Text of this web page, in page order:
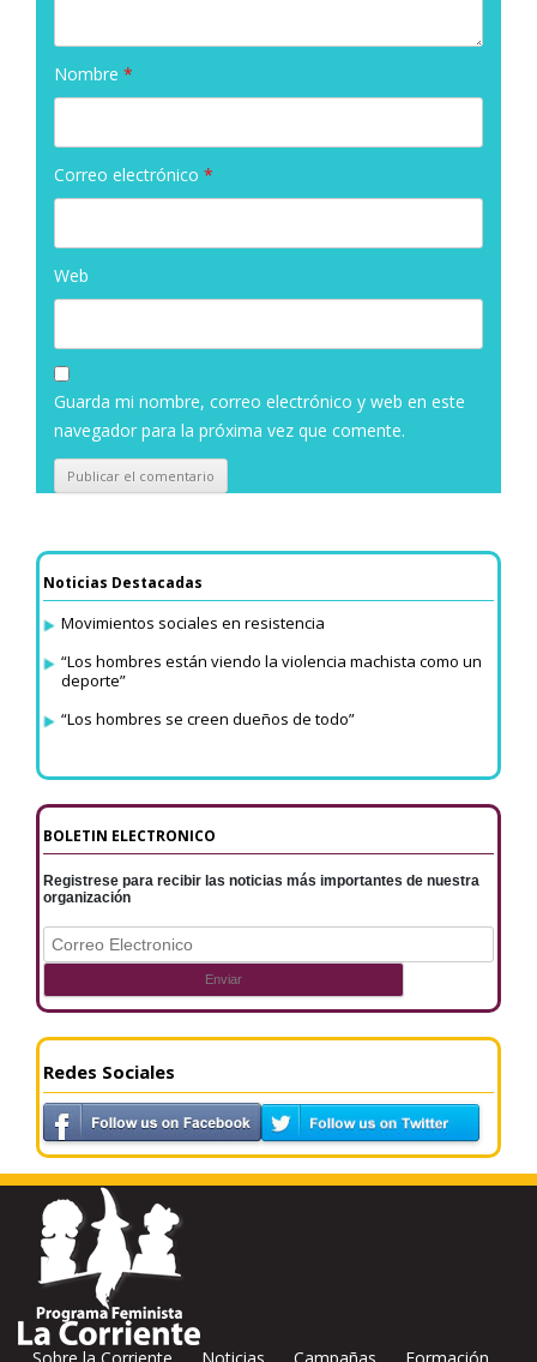
Nombre *
Correo electrónico *
Web
Guarda mi nombre, correo electrónico y web en este
navegador para la próxima vez que comente.
Noticias Destacadas
Movimientos sociales en resistencia
“Los hombres están viendo la violencia machista como un
deporte”
“Los hombres se creen dueños de todo”
BOLETIN ELECTRONICO
Registrese para recibir las noticias más importantes de nuestra
organización
Redes Sociales